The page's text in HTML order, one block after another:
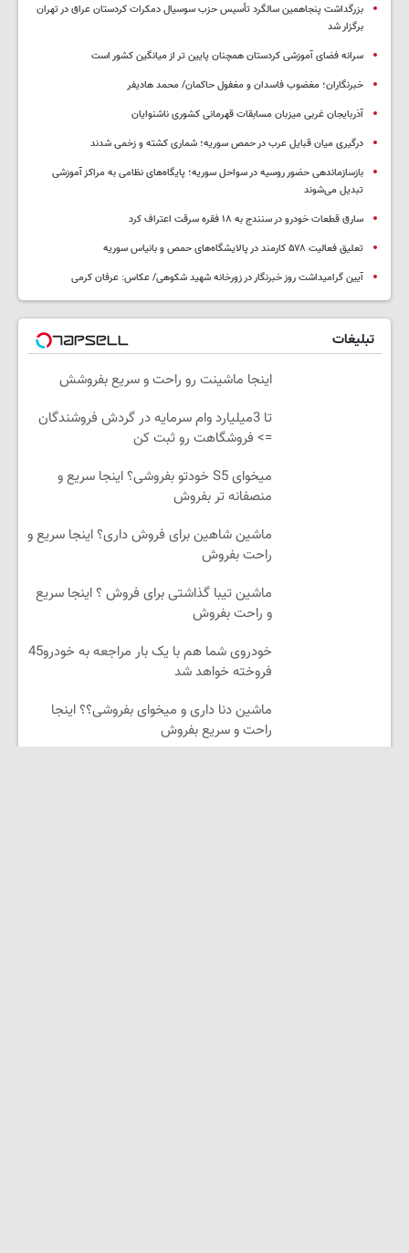
بزرگداشت پنجاهمین سالگرد تأسیس حزب سوسیال دمکرات کردستان عراق در تهران
برگزار شد
سرانه فضای آموزشی کردستان همچنان پایین تر از میانگین کشور است
خبرنگاران؛ مغضوب فاسدان و مغفول حاکمان/ محمد هادیفر
آذربایجان غربی میزبان مسابقات قهرمانی کشوری ناشنوایان
درگیری میان قبایل عرب در حمص سوریه؛ شماری کشته و زخمی شدند
بازسازماندهی حضور روسیه در سواحل سوریه؛ پایگاه‌های نظامی به مراکز آموزشی
تبدیل می‌شوند
سارق قطعات خودرو در سنندج به ۱۸ فقره سرقت اعتراف کرد
تعلیق فعالیت ۵۷۸ کارمند در پالایشگاه‌های حمص و بانیاس سوریه
آیین گرامیداشت روز خبرنگار در زورخانه شهید شکوهی/ عکاس: عرفان کرمی
تبلیغات
اینجا ماشینت رو راحت و سریع بفروشش
تا 3میلیارد وام سرمایه در گردش فروشندگان
=> فروشگاهت رو ثبت کن
میخوای S5 خودتو بفروشی؟ اینجا سریع و
منصفانه تر بفروش
ماشین شاهین برای فروش داری؟ اینجا سریع و
راحت بفروش
ماشین تیبا گذاشتی برای فروش ؟ اینجا سریع
و راحت بفروش
خودروی شما هم با یک بار مراجعه به خودرو45
فروخته خواهد شد
ماشین دنا داری و میخوای بفروشی؟؟ اینجا
راحت و سریع بفروش